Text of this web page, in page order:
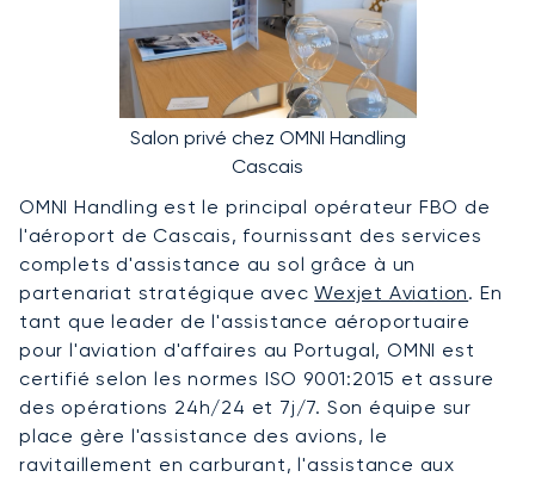
Salon privé chez OMNI Handling
Cascais
OMNI Handling est le principal opérateur FBO de
l'aéroport de Cascais, fournissant des services
complets d'assistance au sol grâce à un
partenariat stratégique avecWexjet Aviation. En
tant que leader de l'assistance aéroportuaire
pour l'aviation d'affaires au Portugal, OMNI est
certifié selon les normes ISO 9001:2015 et assure
des opérations 24h/24 et 7j/7. Son équipe sur
place gère l'assistance des avions, le
ravitaillement en carburant, l'assistance aux